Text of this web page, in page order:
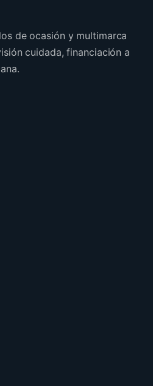
de ocasión y multimarca
cuidada, financiación a